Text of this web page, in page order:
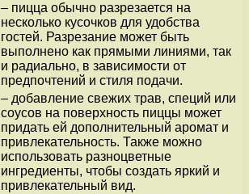
– пицца обычно разрезается на
несколько кусочков для удобства
гостей. Разрезание может быть
выполнено как прямыми линиями, так
и радиально, в зависимости от
предпочтений и стиля подачи.
– добавление свежих трав, специй или
соусов на поверхность пиццы может
придать ей дополнительный аромат и
привлекательность. Также можно
использовать разноцветные
ингредиенты, чтобы создать яркий и
привлекательный вид.